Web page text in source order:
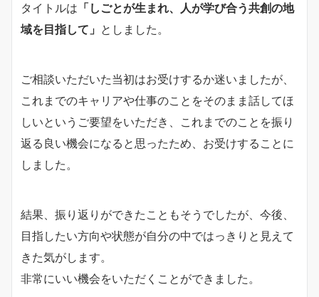
タイトルは 「しごとが生まれ、人が学び合う共創の地
域を目指して」 としました。
ご相談いただいた当初はお受けするか迷いましたが、
これまでのキャリアや仕事のことをそのまま話してほ
しいというご要望をいただき、これまでのことを振り
返る良い機会になると思ったため、お受けすることに
しました。
結果、振り返りができたこともそうでしたが、今後、
目指したい方向や状態が自分の中ではっきりと見えて
きた気がします。
非常にいい機会をいただくことができました。